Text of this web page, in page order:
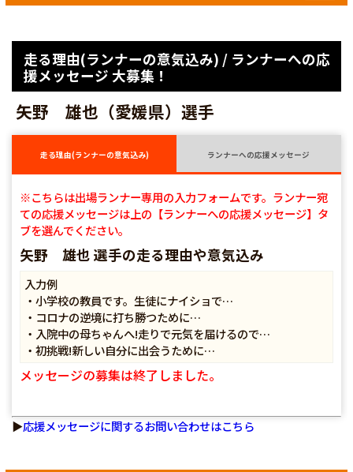
走る理由(ランナーの意気込み) / ランナーへの応
援メッセージ 大募集！
矢野 雄也（愛媛県）選手
走る理由(ランナーの意気込み) ランナーへの応援メッセージ
※こちらは出場ランナー専用の入力フォームです。ランナー宛
ての応援メッセージは上の【ランナーへの応援メッセージ】タ
ブを選んでください。
矢野 雄也 選手の走る理由や意気込み
入力例
・小学校の教員です。生徒にナイショで…
・コロナの逆境に打ち勝つために…
・入院中の母ちゃんへ!走りで元気を届けるので…
・初挑戦!新しい自分に出会うために…
メッセージの募集は終了しました。
▶応援メッセージに関するお問い合わせはこちら